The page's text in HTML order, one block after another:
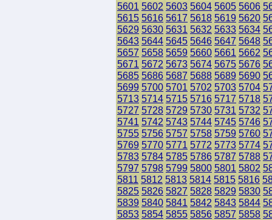
5601 5602 5603 5604 5605 5606
5615 5616 5617 5618 5619 5620
5629 5630 5631 5632 5633 5634
5643 5644 5645 5646 5647 5648
5657 5658 5659 5660 5661 5662
5671 5672 5673 5674 5675 5676
5685 5686 5687 5688 5689 5690
5699 5700 5701 5702 5703 5704
5713 5714 5715 5716 5717 5718
5727 5728 5729 5730 5731 5732
5741 5742 5743 5744 5745 5746
5755 5756 5757 5758 5759 5760
5769 5770 5771 5772 5773 5774
5783 5784 5785 5786 5787 5788
5797 5798 5799 5800 5801 5802
5811 5812 5813 5814 5815 5816
5825 5826 5827 5828 5829 5830
5839 5840 5841 5842 5843 5844
5853 5854 5855 5856 5857 5858